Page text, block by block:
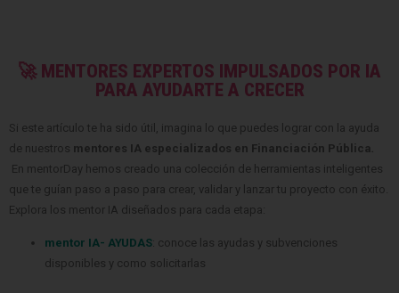
🚀 MENTORES EXPERTOS IMPULSADOS POR IA
PARA AYUDARTE A CRECER
Si este artículo te ha sido útil, imagina lo que puedes lograr con la ayuda
de nuestros mentores IA especializados en Financiación Pública
En mentorDay hemos creado una colección de herramientas inteligentes
que te guían paso a paso para crear, validar y lanzar tu proyecto con éxito.
Explora los mentor IA diseñados para cada etapa:
mentor IA- AYUDAS : conoce las ayudas y subvenciones
disponibles y como solicitarlas